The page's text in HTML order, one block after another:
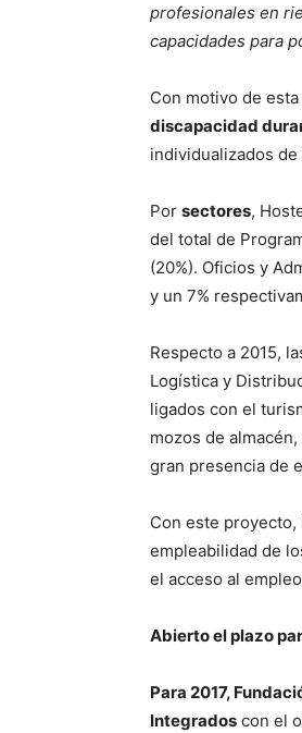
profesionales en
capacidades para
Con motivo de
discapacidad
individualizados
Por sectores,
del total de
(20%). Oficios y
y un 7%
Respecto a 2015,
Logística y
ligados con el
mozos de
gran presencia de
Con este proyecto,
empleabilidad de
el acceso al
Abierto el plazo
Para 2017,
Integrados con el